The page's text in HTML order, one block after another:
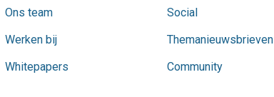
Ons team
Werken bij
Whitepapers
Social
Themanieuwsbrieven
Community